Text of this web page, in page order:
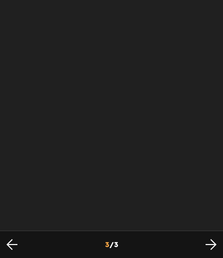
3/3